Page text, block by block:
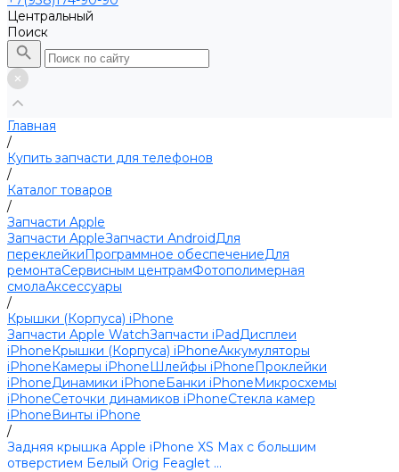
Центральный
Поиск
Главная
/
Купить запчасти для телефонов
/
Каталог товаров
/
Запчасти Apple
Запчасти AppleЗапчасти AndroidДля
переклейкиПрограммное обеспечениеДля
ремонтаСервисным центрамФотополимерная
смолаАксессуары
/
Крышки (Корпуса) iPhone
Запчасти Apple WatchЗапчасти iPadДисплеи
iPhoneКрышки (Корпуса) iPhoneАккумуляторы
iPhoneКамеры iPhoneШлейфы iPhoneПроклейки
iPhoneДинамики iPhoneБанки iPhoneМикросхемы
iPhoneСеточки динамиков iPhoneСтекла камер
iPhoneВинты iPhone
/
Задняя крышка Apple iPhone XS Max с большим
отверстием Белый Orig Feaglet ...